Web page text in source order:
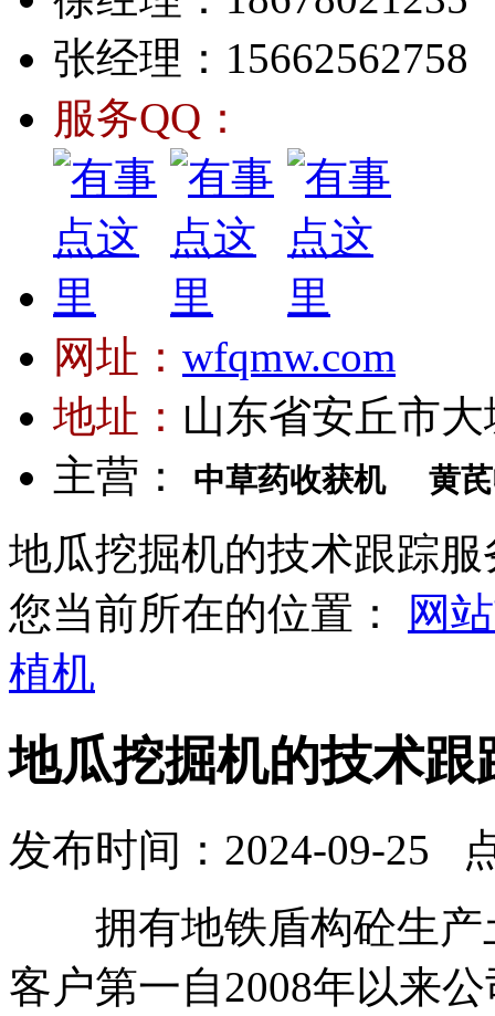
张经理：15662562758
服务QQ：
网址： wfqmw.com
地址： 山东省安丘市
主营：
中草药收获机 黄
地瓜挖掘机的技术跟踪服
您当前所在的位置：
网
植机
地瓜挖掘机的技术跟
发布时间：2024-09-25
拥有地铁盾构砼生产
客户第一自2008年以来